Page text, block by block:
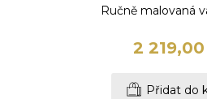
Ručně malovaná
2
Přidat do